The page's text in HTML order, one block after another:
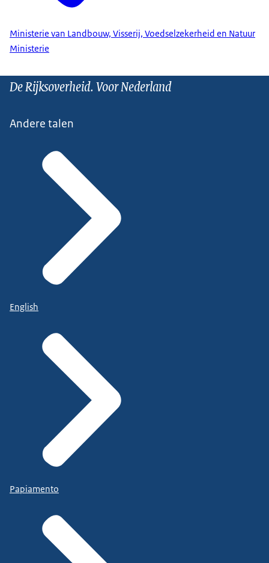
Ministerie van Landbouw, Visserij, Voedselzekerheid en Natuur
Ministerie
De Rijksoverheid. Voor Nederland
Andere talen
English
Papiamento